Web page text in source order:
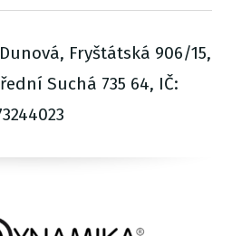
Fryštátská 906/15,
Suchá 735 64, IČ: